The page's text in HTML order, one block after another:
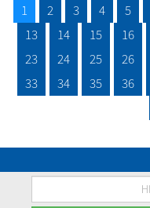
1 2 3 4 5
13
14 15 16
23
24 25 26
33
34 35 36